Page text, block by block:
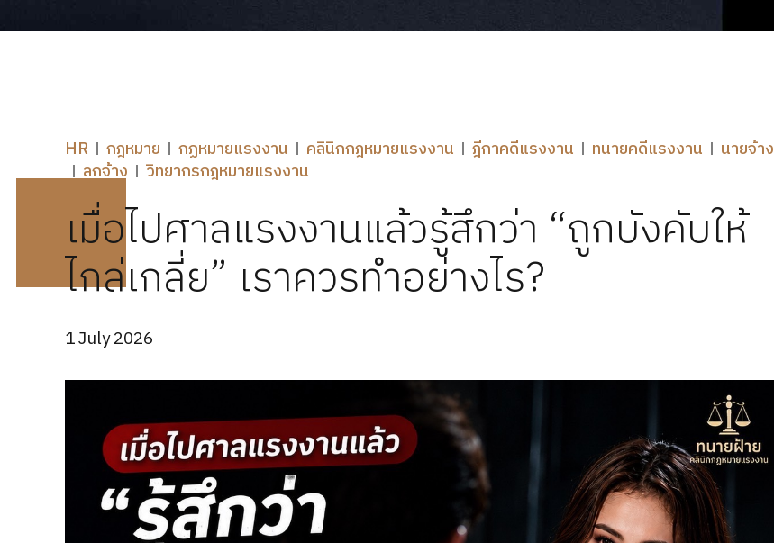
HR กฎหมาย กฏหมายแรงงาน คลินิกกฎหมายแรงงาน ฎีกาคดีแรงงาน ทนายคดีแรงงาน
นายจ้าง
ลูกจ้าง
วิทยากรกฎหมายแรงงาน
เมื่อไปศาลแรงงานแล้วรู้สึกว่า “ถูกบังคับให้
ไกล่เกลี่ย” เราควรทำอย่างไร?
1 July 2026